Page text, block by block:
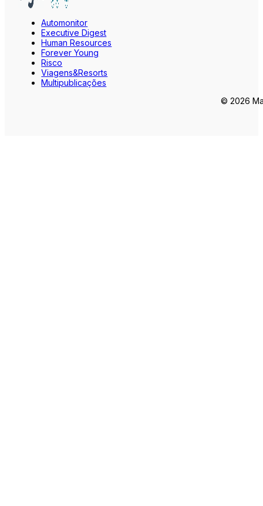
Automonitor
Executive Digest
Human Resources
Forever Young
Risco
Viagens&Resorts
Multipublicações
© 2026